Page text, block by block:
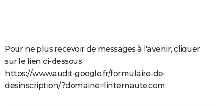
Pour ne plus recevoir de messages à l'avenir, cliquer
sur le lien ci-dessous
https://www.audit-google.fr/formulaire-de-
desinscription/?domaine=linternaute.com